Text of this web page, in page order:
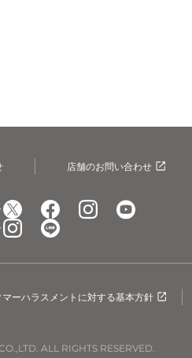
店舗のお問い合わせ
マーハラスメントに対する基本方針
ALL RIGHTS RESERVED.